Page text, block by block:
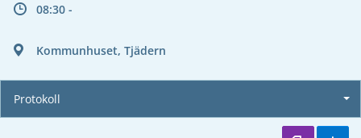
08:30 -
Kommunhuset, Tjädern
Protokoll